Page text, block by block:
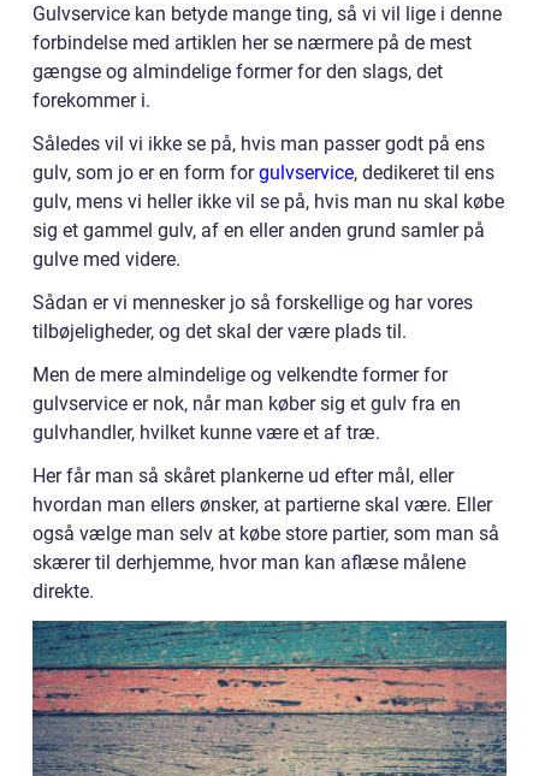
Gulvservice kan betyde mange ting, så vi vil lige i denne
forbindelse med artiklen her se nærmere på de mest
gængse og almindelige former for den slags, det
forekommer i.
Således vil vi ikke se på, hvis man passer godt på ens
gulv, som jo er en form forgulvservice, dedikeret til ens
gulv, mens vi heller ikke vil se på, hvis man nu skal købe
sig et gammel gulv, af en eller anden grund samler på
gulve med videre.
Sådan er vi mennesker jo så forskellige og har vores
tilbøjeligheder, og det skal der være plads til.
Men de mere almindelige og velkendte former for
gulvservice er nok, når man køber sig et gulv fra en
gulvhandler, hvilket kunne være et af træ.
Her får man så skåret plankerne ud efter mål, eller
hvordan man ellers ønsker, at partierne skal være. Eller
også vælge man selv at købe store partier, som man så
skærer til derhjemme, hvor man kan aflæse målene
direkte.